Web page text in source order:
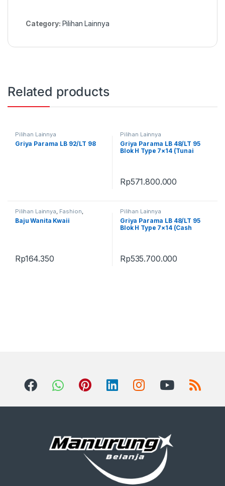
Category: Pilihan Lainnya
Related products
Pilihan Lainnya
Griya Parama LB 92/LT 98
Pilihan Lainnya
Griya Parama LB 48/LT 95
Blok H Type 7×14 (Tunai
Rp571.800.000
Pilihan Lainnya Fashion
Fashion Wanita Produk Terbaru
Baju Wanita Kwaii
Rp164.350
Pilihan Lainnya
Griya Parama LB 48/LT 95
Blok H Type 7×14 (Cash
Rp535.700.000